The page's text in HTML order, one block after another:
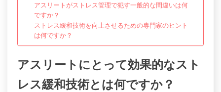
アスリートがストレス管理で犯す一般的な間違いは何
ですか？
ストレス緩和技術を向上させるための専門家のヒント
は何ですか？
アスリートにとって効果的なスト
レス緩和技術とは何ですか？